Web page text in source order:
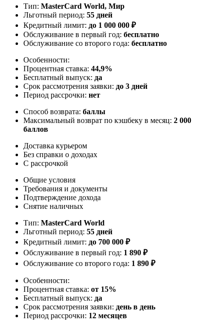
Тип: MasterСard World, Мир
Льготный период: 55 дней
Кредитный лимит: до 1 000 000 ₽
Обслуживание в первый год: бесплатно
Обслуживание со второго года: бесплатно
Особенности:
Процентная ставка: 44,9%
Бесплатный выпуск: да
Срок рассмотрения заявки: до 3 дней
Период рассрочки: нет
Способ возврата: баллы
Максимальный возврат по кэшбеку в месяц: 2 000
баллов
Доставка курьером
Без справки о доходах
С рассрочкой
Общие условия
Требования и документы
Подтверждение дохода
Снятие наличных
Тип: MasterСard World
Льготный период: 55 дней
Кредитный лимит: до 700 000 ₽
Обслуживание в первый год: 1 890 ₽
Обслуживание со второго года: 1 890 ₽
Особенности:
Процентная ставка: от 15%
Бесплатный выпуск: да
Срок рассмотрения заявки: день в день
Период рассрочки: 12 месяцев